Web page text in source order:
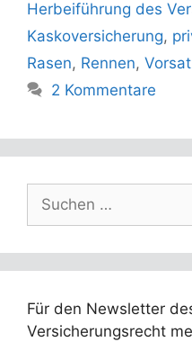
Herbeiführung des
Kaskoversicherung,
Rasen, Rennen,
2 Kommentare
nach:
Für den Newsletter
Versicherungsrecht